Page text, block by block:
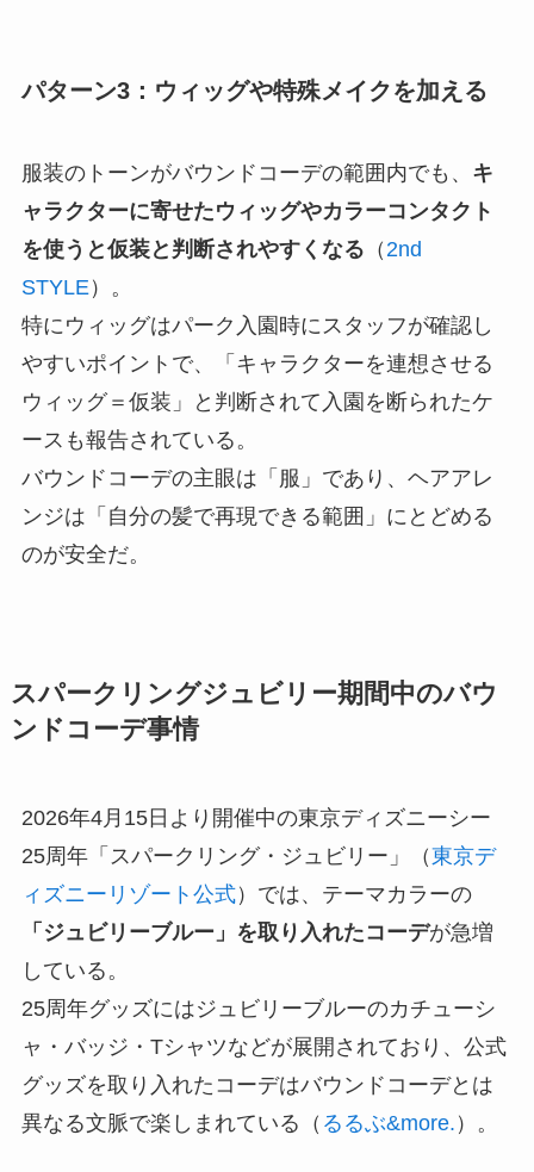
パターン3：ウィッグや特殊メイクを加える
服装のトーンがバウンドコーデの範囲内でも、 キ
ャラクターに寄せたウィッグやカラーコンタクト
を使うと仮装と判断されやすくなる （ 2nd
STYLE）。
特にウィッグはパーク入園時にスタッフが確認し
やすいポイントで、「キャラクターを連想させる
ウィッグ＝仮装」と判断されて入園を断られたケ
ースも報告されている。
バウンドコーデの主眼は「服」であり、ヘアアレ
ンジは「自分の髪で再現できる範囲」にとどめる
のが安全だ。
スパークリングジュビリー期間中のバウ
ンドコーデ事情
2026年4月15日より開催中の東京ディズニーシー
25周年「スパークリング・ジュビリー」（東京デ
ィズニーリゾート公式）では、テーマカラーの
「ジュビリーブルー」を取り入れたコーデが急増
している。
25周年グッズにはジュビリーブルーのカチューシ
ャ・バッジ・Tシャツなどが展開されており、公式
グッズを取り入れたコーデはバウンドコーデとは
異なる文脈で楽しまれている（ るるぶ&more. ）。